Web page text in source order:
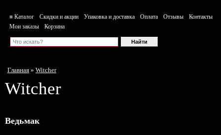
≡ Каталог Скидки и акции Упаковка и доставка Оплата Отзывы
Контакты
Мои заказы
Корзина
Главная » Witcher
Witcher
Ведьмак